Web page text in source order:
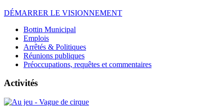
DÉMARRER LE VISIONNEMENT
Bottin Municipal
Emplois
Arrêtés & Politiques
Réunions publiques
Préoccupations, requêtes et commentaires
Activités